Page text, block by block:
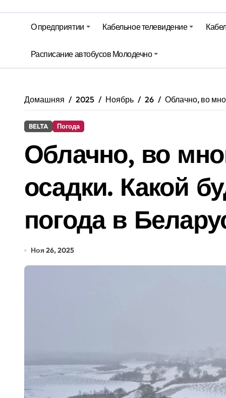
Молодечно. Новости время
О предприятии Кабельное телевидение
Расписание автобусов Молодечно
Домашняя 2025 Ноябрь 26 Облачно, во
BELTA Погода
Облачно, во
осадки. Какой
погода в
Ноя 26, 2025